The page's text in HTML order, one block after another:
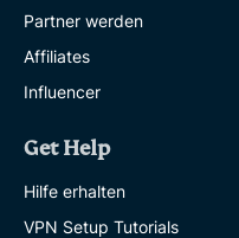
Partner werden
Affiliates
Influencer
Get Help
Hilfe erhalten
VPN Setup Tutorials